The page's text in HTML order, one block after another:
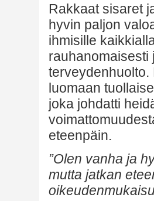
Rakkaat sisaret
hyvin paljon
ihmisille
rauhanomaisesti
terveydenhuolto.
luomaan
joka johdatti
eteenpäin.
”Olen vanha ja
mutta jatkan